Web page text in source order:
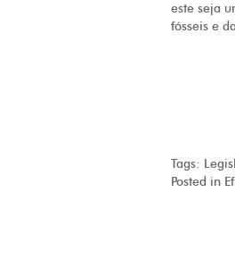
este seja
fósseis e
Tags:
Posted in